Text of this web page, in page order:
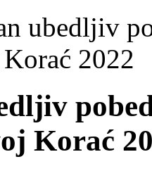
ubedljiv
2022
Korać